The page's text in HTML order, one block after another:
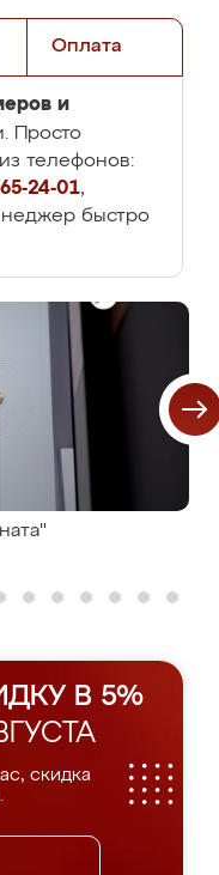
Оплата
и
Просто
телефонов:
24-01,
быстро
В 5%
скидка